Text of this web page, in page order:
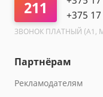
211
+375
ЗВОНОК ПЛАТНЫЙ (A1,
Партнёрам
Рекламодателям